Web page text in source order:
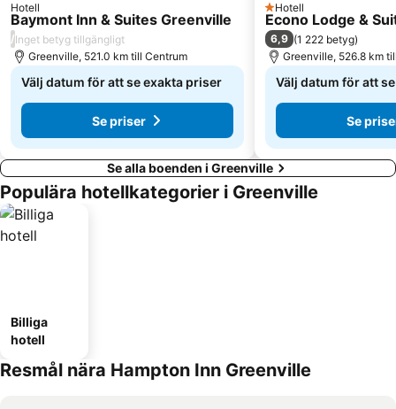
Hotell
Baymont Inn & Suites Greenville
/Inget betyg tillgängligt
Greenville, 521.0 km till Centrum
Välj datum för att se exakta priser
Se priser
1 Stjärnor
Hotell
Econo Lodge &
6,9 (1 222 betyg)
Greenville, 526.8 km
Välj datum för att
Se
Se alla boenden i Greenville
Populära hotellkategorier i Greenville
Billiga
hotell
Resmål nära Hampton Inn Greenville